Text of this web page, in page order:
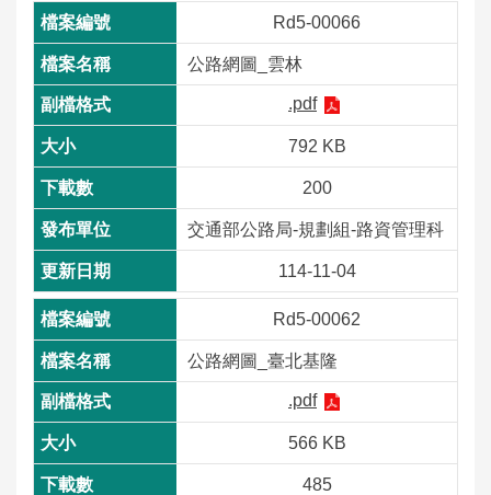
Rd5-00066
公路網圖_雲林
.pdf
792 KB
200
交通部公路局-規劃組-路資管理科
114-11-04
Rd5-00062
公路網圖_臺北基隆
.pdf
566 KB
485